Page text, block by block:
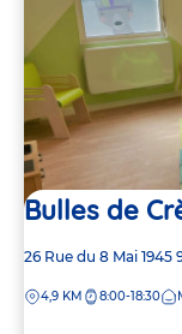
Bulles de
Adresse
la
26 Rue du 8 Mai 1945
DISTANCE
4,9 KM 8:00-18:30